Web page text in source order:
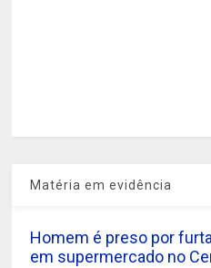
Matéria em evidência
Homem é preso por
em supermercado no